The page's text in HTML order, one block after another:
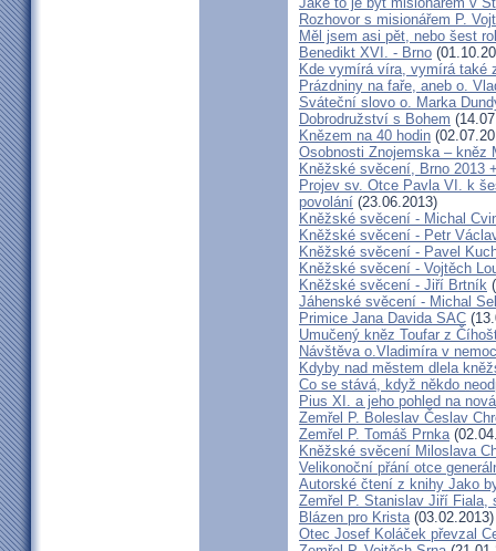
Rozhovor s misionářem P.
Měl jsem asi pět, nebo šest
Benedikt XVI. - Brno
Kde vymírá víra, vymírá také
Prázdniny na faře, aneb o.
Sváteční slovo o. Marka
Dobrodružství s Bohem
Knězem na 40 hodin
Osobnosti Znojemska – kněz
Kněžské svěcení, Brno 2013
Projev sv. Otce Pavla VI. k
povolání (23.06.2013)
Kněžské svěcení - Michal
Kněžské svěcení - Petr
Kněžské svěcení - Pavel
Kněžské svěcení - Vojtěch
Kněžské svěcení - Jiří Brtník
Jáhenské svěcení - Michal
Primice Jana Davida SAC
Umučený kněz Toufar z
Návštěva o.Vladimíra v
Kdyby nad městem dlela
Co se stává, když někdo
Pius XI. a jeho pohled na
Zemřel P. Boleslav Česlav
Zemřel P. Tomáš Prnka
Kněžské svěcení Miloslava
Velikonoční přání otce
Autorské čtení z knihy Jako
Zemřel P. Stanislav Jiří Fiala,
Blázen pro Krista(03.02.2013)
Otec Josef Koláček převzal